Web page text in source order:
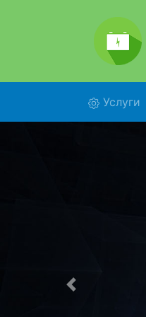
Услуги
Предыдущая